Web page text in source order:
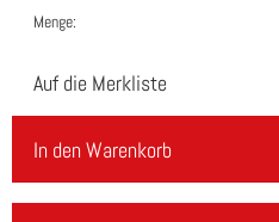
Menge:
Auf die Merkliste
In den Warenkorb